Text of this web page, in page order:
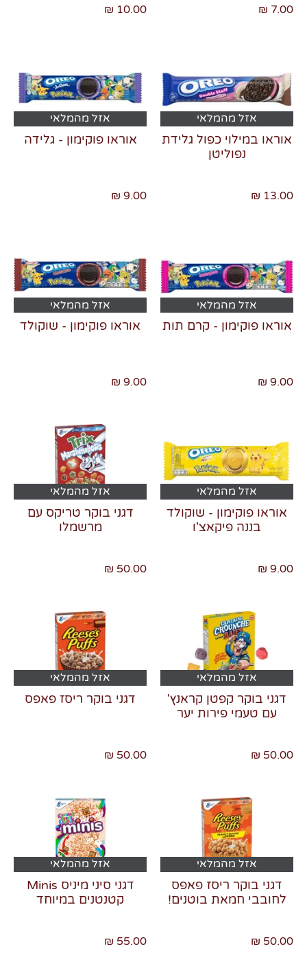
7.00 ₪
10.00 ₪
אזל מהמלאי
אוראו במילוי כפול גלידת
נפוליטן
13.00 ₪
אזל מהמלאי
אוראו פוקימון - גלידה
9.00 ₪
אזל מהמלאי
אוראו פוקימון - קרם תות
9.00 ₪
אזל מהמלאי
אוראו פוקימון - שוקולד
9.00 ₪
אזל מהמלאי
אוראו פוקימון - שוקולד
בננה פיקאצ'ו
9.00 ₪
אזל מהמלאי
דגני בוקר טריקס עם
מרשמלו
50.00 ₪
אזל מהמלאי
דגני בוקר קפטן קראנץ'
עם טעמי פירות יער
50.00 ₪
אזל מהמלאי
דגני בוקר ריסז פאפס
50.00 ₪
אזל מהמלאי
דגני בוקר ריסז פאפס
לחובבי חמאת בוטנים!
50.00 ₪
אזל מהמלאי
דגני סיני מיניס Minis
קטנטנים במיוחד
55.00 ₪